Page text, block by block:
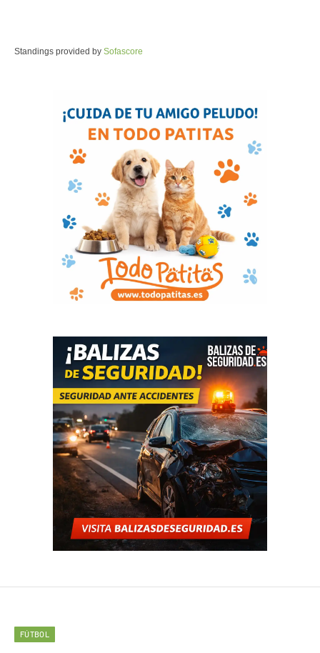
Standings provided by Sofascore
FÚTBOL